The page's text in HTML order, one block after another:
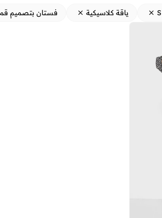
S ياقة كلاسيكية فستان بتصميم